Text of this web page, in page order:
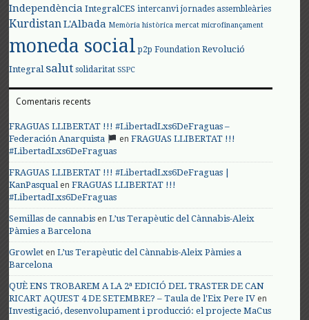
Independència IntegralCES intercanvi jornades assembleàries
KurdistanL'Albada Memòria històrica mercat microfinançament
moneda social p2p Foundation Revolució
Integral salut solidaritat SSPC
Comentaris recents
FRAGUAS LLIBERTAT !!! #LibertadLxs6DeFraguas –
Federación Anarquista
enFRAGUAS LLIBERTAT !!!
#LibertadLxs6DeFraguas
FRAGUAS LLIBERTAT !!! #LibertadLxs6DeFraguas |
KanPasqualenFRAGUAS LLIBERTAT !!!
#LibertadLxs6DeFraguas
Semillas de cannabis enL’us Terapèutic del Cànnabis-Aleix
Pàmies a Barcelona
Growlet enL’us Terapèutic del Cànnabis-Aleix Pàmies a
Barcelona
QUÈ ENS TROBAREM A LA 2ª EDICIÓ DEL TRASTER DE CAN
RICART AQUEST 4 DE SETEMBRE? – Taula de l'Eix Pere IV en
Investigació, desenvolupament i producció: el projecte MaCus